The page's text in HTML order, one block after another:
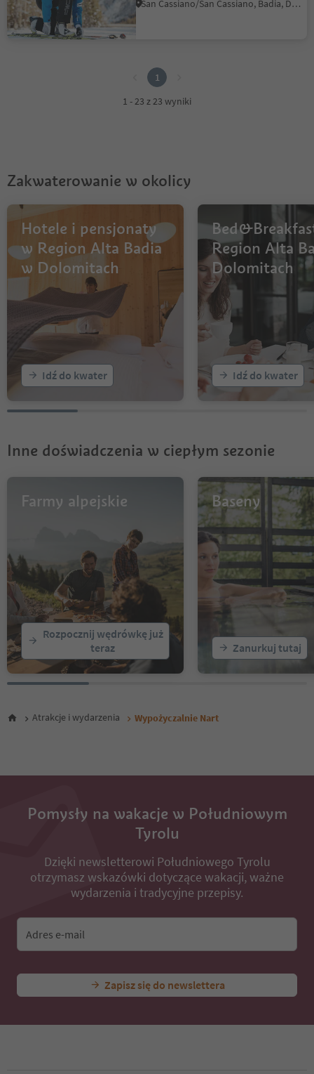
San Cassiano/San Cassiano, Badia, Dolomites Region Alta Badia
1
1 - 23 z 23 wyniki
Zakwaterowanie w okolicy
Hotele i pensjonaty
w Region Alta Badia
w Dolomitach
Idź do kwater
Region Alta
Dolomitach
Idź do kwater
Inne doświadczenia w ciepłym sezonie
Farmy alpejskie
Rozpocznij wędrówkę już
teraz
Baseny
Zanurkuj tutaj
Atrakcje i wydarzenia Wypożyczalnie Nart
Pomysły na wakacje w Południowym
Tyrolu
Dzięki newsletterowi Południowego Tyrolu
otrzymasz wskazówki dotyczące wakacji, ważne
wydarzenia i tradycyjne przepisy.
Adres e-mail
Zapisz się do newslettera